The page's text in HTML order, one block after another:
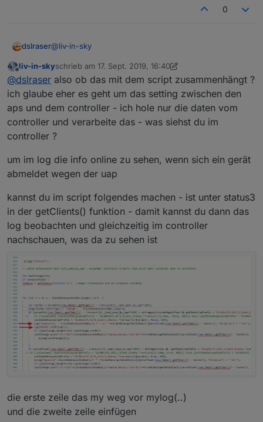
0
dslraser@liv-in-sky
das war jetzt mit 80000, gleich kurz nacheinander
Offline
liv-in-skyschrieb am 17. Sept. 2019, 16:40
zuletzt editiert von liv-in-sky
@dslraser also ob das mit dem script zusammenhängt ?
ich glaube eher es geht um das setting zwischen den
aps und dem controller - ich hole nur die daten vom
controller und verarbeite das - was siehst du im
controller ?
um im log die info online zu sehen, wenn sich ein gerät
abmeldet wegen der uap
kannst du im script folgendes machen - ist unter status3
in der getClients() funktion - damit kannst du dann das
log beobachten und gleichzeitig im controller
nachschauen, was da zu sehen ist
die erste zeile das my weg vor mylog(..)
und die zweite zeile einfügen